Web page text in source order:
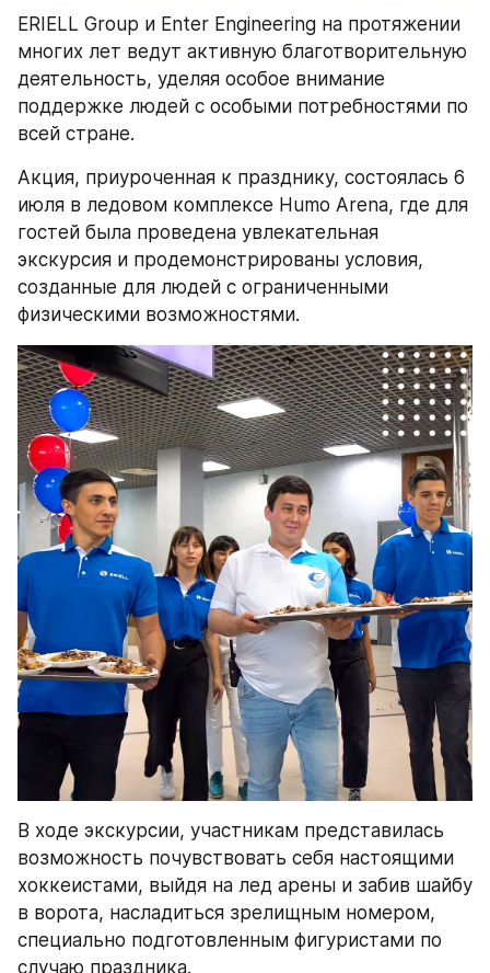
ERIELL Group и Enter Engineering на протяжении
многих лет ведут активную благотворительную
деятельность, уделяя особое внимание
поддержке людей с особыми потребностями по
всей стране.
Акция, приуроченная к празднику, состоялась 6
июля в ледовом комплексе Humo Arena, где для
гостей была проведена увлекательная
экскурсия и продемонстрированы условия,
созданные для людей с ограниченными
физическими возможностями.
В ходе экскурсии, участникам представилась
возможность почувствовать себя настоящими
хоккеистами, выйдя на лед арены и забив шайбу
в ворота, насладиться зрелищным номером,
специально подготовленным фигуристами по
случаю праздника.